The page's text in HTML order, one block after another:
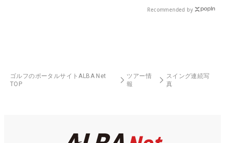
Recommended by
ゴルフのポータルサイトALBA Net
TOP
ツアー情
報
スイング連続写
真